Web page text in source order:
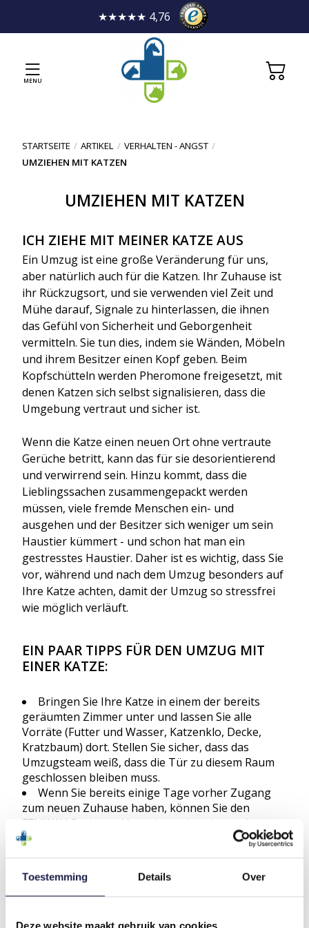
Toestemming Details Over
Deze website maakt gebruik van cookies
★★★★★ 4,76
MENU
STARTSEITE / ARTIKEL / VERHALTEN - ANGST /
UMZIEHEN MIT KATZEN
UMZIEHEN MIT KATZEN
ICH ZIEHE MIT MEINER KATZE AUS
Ein Umzug ist eine große Veränderung für uns,
aber natürlich auch für die Katzen. Ihr Zuhause ist
ihr Rückzugsort, und sie verwenden viel Zeit und
Mühe darauf, Signale zu hinterlassen, die ihnen
das Gefühl von Sicherheit und Geborgenheit
vermitteln. Sie tun dies, indem sie Wänden, Möbeln
und ihrem Besitzer einen Kopf geben. Beim
Kopfschütteln werden Pheromone freigesetzt, mit
denen Katzen sich selbst signalisieren, dass die
Umgebung vertraut und sicher ist.
Wenn die Katze einen neuen Ort ohne vertraute
Gerüche betritt, kann das für sie desorientierend
und verwirrend sein. Hinzu kommt, dass die
Lieblingssachen zusammengepackt werden
müssen, viele fremde Menschen ein- und
ausgehen und der Besitzer sich weniger um sein
Haustier kümmert - und schon hat man ein
gestresstes Haustier. Daher ist es wichtig, dass Sie
vor, während und nach dem Umzug besonders auf
Ihre Katze achten, damit der Umzug so stressfrei
wie möglich verläuft.
EIN PAAR TIPPS FÜR DEN UMZUG MIT
EINER KATZE:
Bringen Sie Ihre Katze in einem der bereits
geräumten Zimmer unter und lassen Sie alle
Vorräte (Futter und Wasser, Katzenklo, Decke,
Kratzbaum) dort. Stellen Sie sicher, dass das
Umzugsteam weiß, dass die Tür zu diesem Raum
geschlossen bleiben muss.
Wenn Sie bereits einige Tage vorher Zugang
zum neuen Zuhause haben, können Sie den
FELIWAY Optimum-Vaporisator bereits an den
Raum anschließen, in dem die Katze die ersten
sich Ihre Katze schneller zu Hause fühlt.
Versuchen Sie, den größten Teil des Hauses